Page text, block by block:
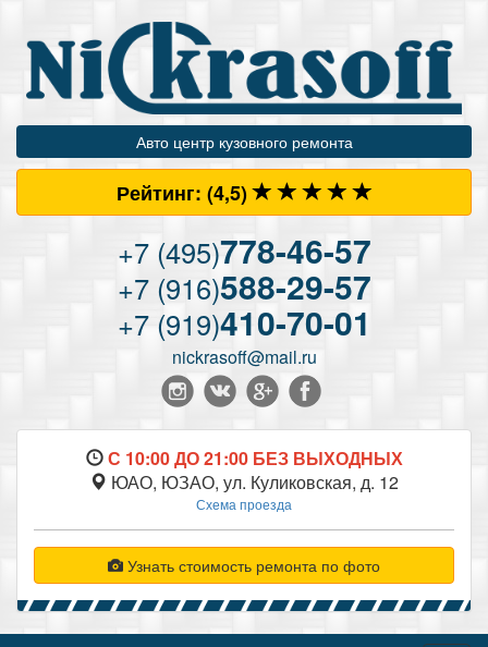
Авто центр кузовного ремонта
Рейтинг: (4,5)
+7 (495)778-46-57
+7 (916)588-29-57
+7 (919)410-70-01
nickrasoff@mail.ru
С 10:00 ДО 21:00 БЕЗ ВЫХОДНЫХ
ЮАО, ЮЗАО, ул. Куликовская, д. 12
Схема проезда
Узнать стоимость ремонта по фото